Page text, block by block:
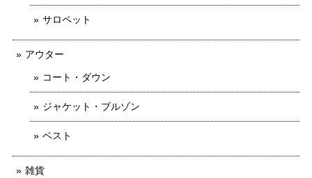
サロペット
アウター
コート・ダウン
ジャケット・ブルゾン
ベスト
雑貨